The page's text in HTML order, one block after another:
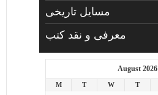
مسایل تاریخی
معرفی و نقد کتب
August 2026
M T W T